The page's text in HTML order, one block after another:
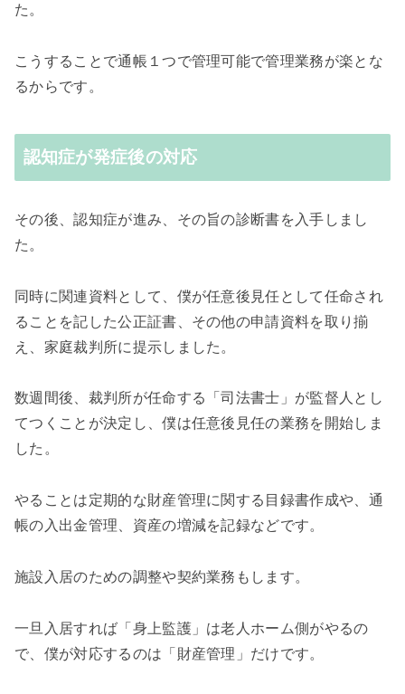
た。
こうすることで通帳１つで管理可能で管理業務が楽とな
るからです。
認知症が発症後の対応
その後、認知症が進み、その旨の診断書を入手しまし
た。
同時に関連資料として、僕が任意後見任として任命され
ることを記した公正証書、その他の申請資料を取り揃
え、家庭裁判所に提示しました。
数週間後、裁判所が任命する「司法書士」が監督人とし
てつくことが決定し、僕は任意後見任の業務を開始しま
した。
やることは定期的な財産管理に関する目録書作成や、通
帳の入出金管理、資産の増減を記録などです。
施設入居のための調整や契約業務もします。
一旦入居すれば「身上監護」は老人ホーム側がやるの
で、僕が対応するのは「財産管理」だけです。